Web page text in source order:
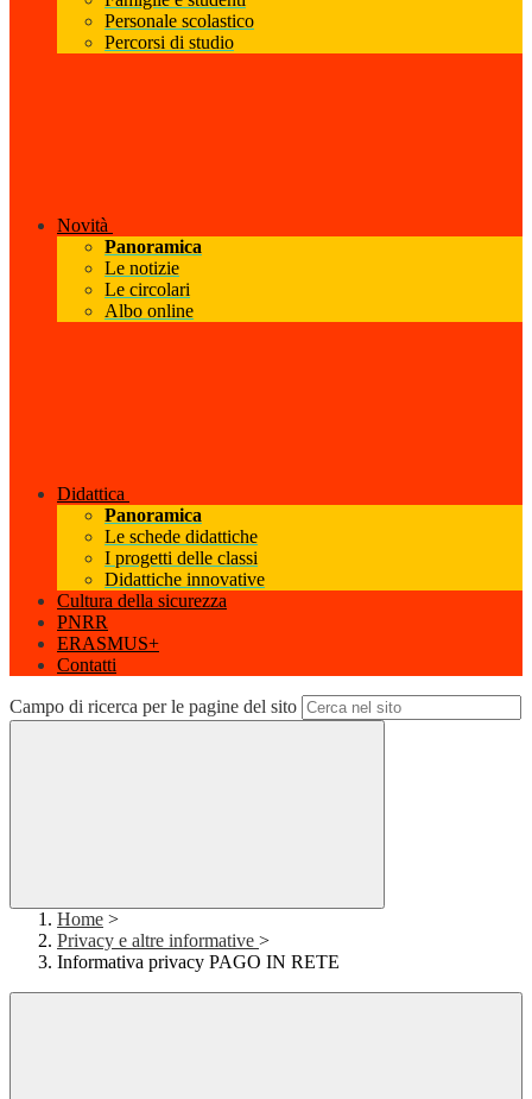
Personale scolastico
Percorsi di studio
Novità
Panoramica
Le notizie
Le circolari
Albo online
Didattica
Panoramica
Le schede didattiche
I progetti delle classi
Didattiche innovative
Cultura della sicurezza
PNRR
ERASMUS+
Contatti
Campo di ricerca per le pagine del sito
Home >
Privacy e altre informative >
Informativa privacy PAGO IN RETE